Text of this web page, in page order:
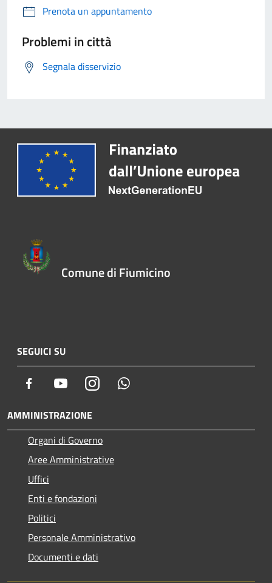
Prenota un appuntamento
Problemi in città
Segnala disservizio
Comune di Fiumicino
SEGUICI SU
Facebook YoutubeInstagram
AMMINISTRAZIONE
Organi di Governo
Aree Amministrative
Uffici
Enti e fondazioni
Politici
Personale Amministrativo
Documenti e dati